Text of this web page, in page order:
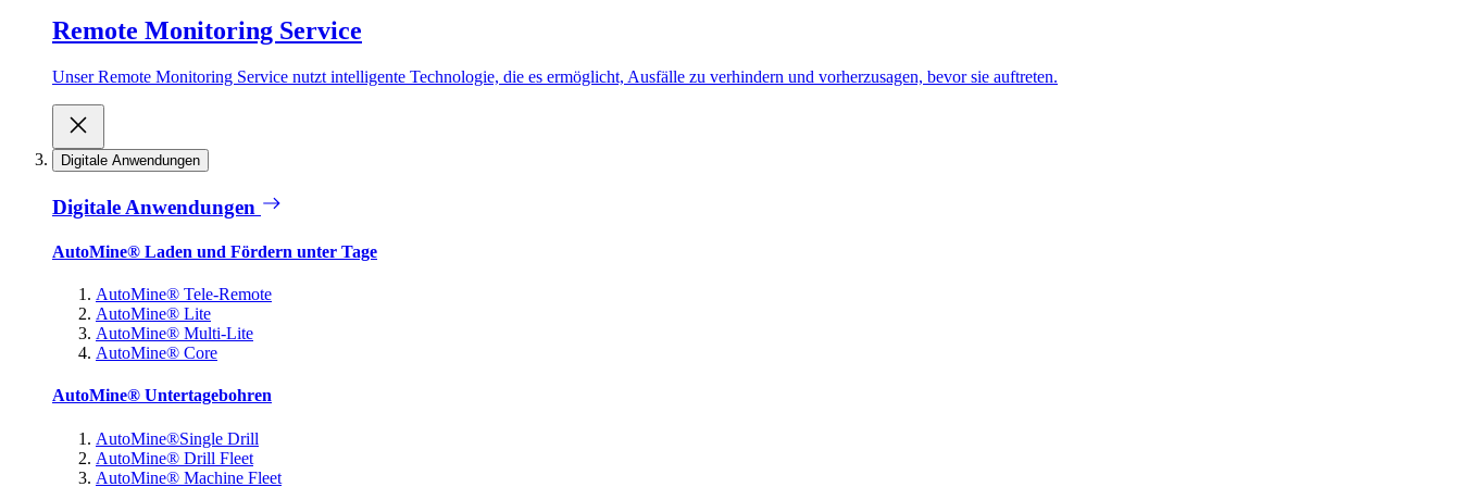
Remote Monitoring Service
Unser Remote Monitoring Service nutzt intelligente Technologie, die es ermöglicht, Ausfälle zu verhindern und vorherzusagen, bevor sie auftreten.
Digitale Anwendungen
Digitale Anwendungen
AutoMine® Laden und Fördern unter Tage
AutoMine® Tele-Remote
AutoMine® Lite
AutoMine® Multi-Lite
AutoMine® Core
AutoMine® Untertagebohren
AutoMine®Single Drill
AutoMine® Drill Fleet
AutoMine® Machine Fleet